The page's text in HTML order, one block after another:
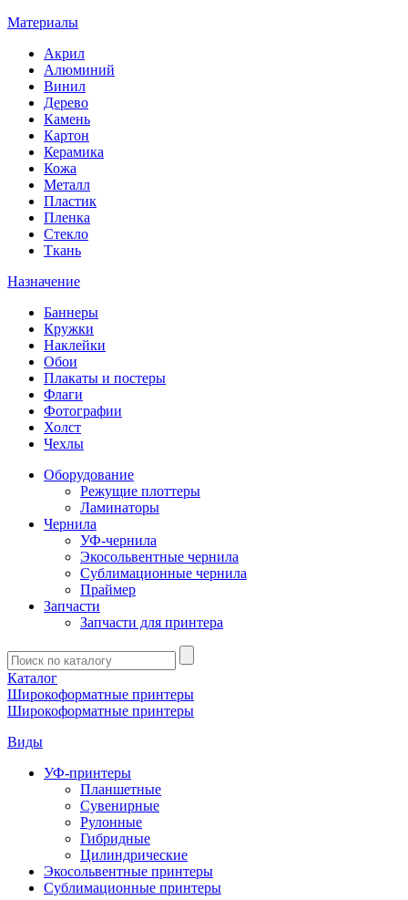
Материалы
Акрил
Алюминий
Винил
Дерево
Камень
Картон
Керамика
Кожа
Металл
Пластик
Пленка
Стекло
Ткань
Назначение
Баннеры
Кружки
Наклейки
Обои
Плакаты и постеры
Флаги
Фотографии
Холст
Чехлы
Оборудование
Режущие плоттеры
Ламинаторы
Чернила
УФ-чернила
Экосольвентные чернила
Сублимационные чернила
Праймер
Запчасти
Запчасти для принтера
Введите
запрос
Каталог
Широкоформатные принтеры
Широкоформатные принтеры
Виды
УФ-принтеры
Планшетные
Сувенирные
Рулонные
Гибридные
Цилиндрические
Экосольвентные принтеры
Сублимационные принтеры